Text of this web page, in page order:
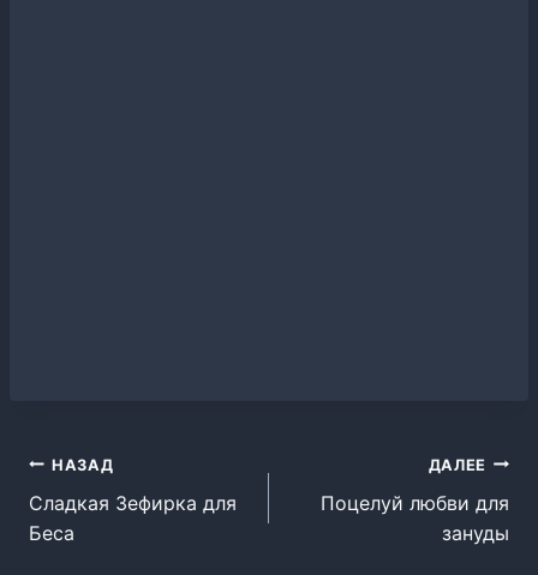
Навигация
по
НАЗАД
Сладкая Зефирка для
Беса
ДАЛЕЕ
Поцелуй любви для
зануды